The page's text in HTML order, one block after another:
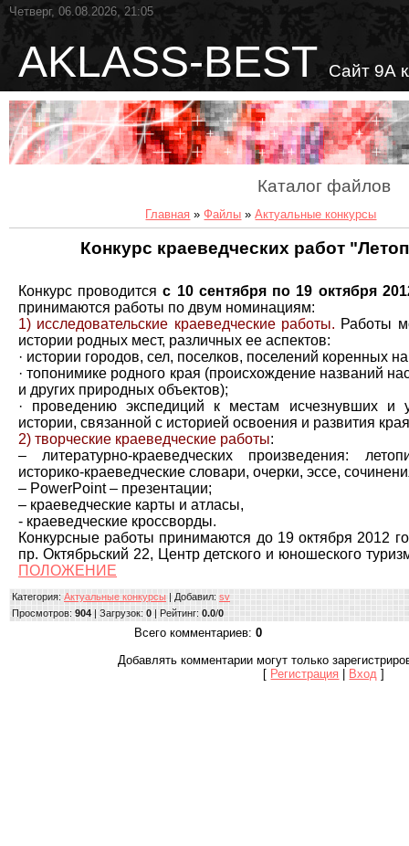
Четверг, 06.08.2026, 21:05
AKLASS-BEST Сайт 9А
Каталог файлов
Главная »Файлы »Актуальные конкурсы
Конкурс краеведческих работ
Конкурс проводитсяс 10 сентября по 19 октября
принимаются работы по двум номинациям:
1) исследовательские краеведческие работы. Работы
истории родных мест, различных ее аспектов:
· истории городов, сел, поселков, поселений коренных
· топонимике родного края (происхождение названий
и других природных объектов);
· проведению экспедиций к местам исчезнувших и
истории, связанной с историей освоения и развития
2) творческие краеведческие работы:
– литературно-краеведческих произведения:
историко-краеведческие словари, очерки, эссе,
– PowerPoint – презентации;
– краеведческие карты и атласы,
- краеведческие кроссворды.
Конкурсные работы принимаются до 19 октября 2012
пр. Октябрьский 22, Центр детского и юношеского
ПОЛОЖЕНИЕ
Категория: Актуальные конкурсы Добавил: sv
Просмотров: 904 Загрузок: 0 Рейтинг: 0.0/0
Всего комментариев: 0
Добавлять комментарии могут только
[ Регистрация Вход ]